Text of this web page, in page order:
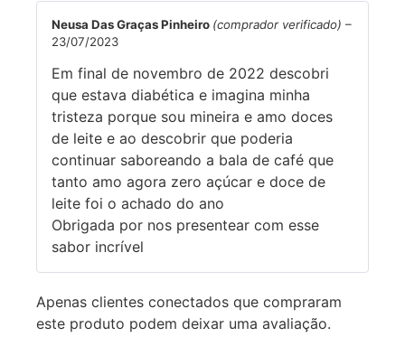
Neusa Das Graças Pinheiro (comprador verificado) –
23/07/2023
Em final de novembro de 2022 descobri
que estava diabética e imagina minha
tristeza porque sou mineira e amo doces
de leite e ao descobrir que poderia
continuar saboreando a bala de café que
tanto amo agora zero açúcar e doce de
leite foi o achado do ano
Obrigada por nos presentear com esse
sabor incrível
Apenas clientes conectados que compraram
este produto podem deixar uma avaliação.